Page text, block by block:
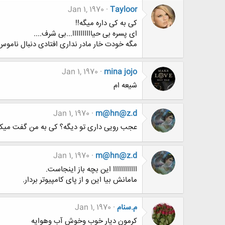
Tayloor
Jan 1, 1970
کی به کی داره میگه!!
ای پسره بی حیاااااااااا...بی شرف....
مگه خودت خار مادر نداری افتادی دنبال
mina jojo
Jan 1, 1970
شیعه ام
m@hn@z.d
Jan 1, 1970
عجب رویی داری تو دیگه؟ کی به من گفت
m@hn@z.d
Jan 1, 1970
اااااااااااا این بچه باز اینجاست.
مامانش بیا این و از پای کامپیوتر بردار.
م.سنام Jan 1, 1970
کرمون دیار خوب وخوش آب وهوایه